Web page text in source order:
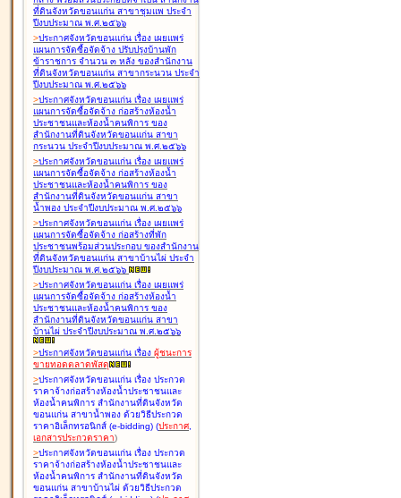
ที่ดินจังหวัดขอนแก่น สาขาชุมแพ ประจำ
ปีงบประมาณ พ.ศ.๒๕๖๖
>ประกาศจังหวัดขอนแก่น เรื่อง เผยแพร่
แผนการจัดซื้อจัดจ้าง ปรับปรุงบ้านพัก
ข้าราชการ จำนวน ๓ หลัง ของสำนักงาน
ที่ดินจังหวัดขอนแก่น สาขากระนวน ประจำ
ปีงบประมาณ พ.ศ.๒๕๖๖
>ประกาศจังหวัดขอนแก่น เรื่อง เผยแพร่
แผนการจัดซื้อจัดจ้าง ก่อสร้างห้องน้ำ
ประชาชนและห้องน้ำคนพิการ ของ
สำนักงานที่ดินจังหวัดขอนแก่น สาขา
กระนวน ประจำปีงบประมาณ พ.ศ.๒๕๖๖
>ประกาศจังหวัดขอนแก่น เรื่อง เผยแพร่
แผนการจัดซื้อจัดจ้าง ก่อสร้างห้องน้ำ
ประชาชนและห้องน้ำคนพิการ ของ
สำนักงานที่ดินจังหวัดขอนแก่น สาขา
น้ำพอง ประจำปีงบประมาณ พ.ศ.๒๕๖๖
>ประกาศจังหวัดขอนแก่น เรื่อง เผยแพร่
แผนการจัดซื้อจัดจ้าง ก่อสร้างที่พัก
ประชาชนพร้อมส่วนประกอบ ของสำนักงาน
ที่ดินจังหวัดขอนแก่น สาขาบ้านไผ่ ประจำ
ปีงบประมาณ พ.ศ.๒๕๖๖
>ประกาศจังหวัดขอนแก่น เรื่อง เผยแพร่
แผนการจัดซื้อจัดจ้าง ก่อสร้างห้องน้ำ
ประชาชนและห้องน้ำคนพิการ ของ
สำนักงานที่ดินจังหวัดขอนแก่น สาขา
บ้านไผ่ ประจำปีงบประมาณ พ.ศ.๒๕๖๖
>ประกาศจังหวัดขอนแก่น เรื่อง ผู้ชนะการ
ขายทอดตลาดพัสดุ
>ประกาศจังหวัดขอนแก่น เรื่อง ประกวด
ราคาจ้างก่อสร้างห้องน้ำประชาชนและ
ห้องน้ำคนพิการ สำนักงานที่ดินจังหวัด
ขอนแก่น สาขาน้ำพอง ด้วยวิธีประกวด
ราคาอิเล็กทรอนิกส์ (e-bidding) (ประกาศ,
เอกสารประกวดราคา)
>ประกาศจังหวัดขอนแก่น เรื่อง ประกวด
ราคาจ้างก่อสร้างห้องน้ำประชาชนและ
ห้องน้ำคนพิการ สำนักงานที่ดินจังหวัด
ขอนแก่น สาขาบ้านไผ่ ด้วยวิธีประกวด